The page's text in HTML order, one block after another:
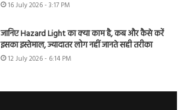
16 July 2026 - 3:17 PM
जानिए Hazard Light का क्या काम है, कब और कैसे करें
इसका इस्तेमाल, ज्यादातर लोग नहीं जानते सही तरीका
12 July 2026 - 6:14 PM